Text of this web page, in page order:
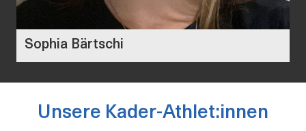
Sophia Bärtschi
Unsere Kader-Athlet:innen